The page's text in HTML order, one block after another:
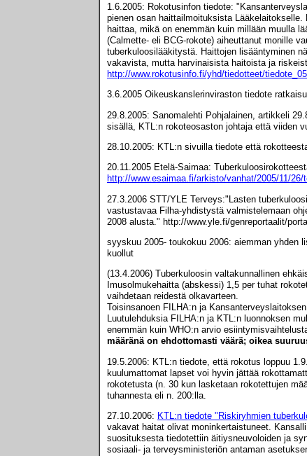
1.6.2005: Rokotusinfon tiedote:
pienen osan haittailmoituksista
haittaa, mikä on enemmän kuin millään muulla
(Calmette- eli BCG-rokote) aiheuttanut monille
tuberkuloosilääkitystä. Haittojen lisääntyminen
vakavista, mutta harvinaisista haitoista ja
http://www.rokotusinfo.fi/yhd/tiedotteet/
3.6.2005 Oikeuskanslerinviraston tiedote
29.8.2005: Sanomalehti Pohjalainen, artikkeli
sisällä, KTL:n rokoteosaston johtaja että viiden
28.10.2005: KTL:n sivuilla tiedote että
20.11.2005 Etelä-Saimaa:
http://www.esaimaa.fi/arkisto/vanhat/2005/11/
27.3.2006 STT/YLE Terveys:"Lasten
vastustavaa Filha-yhdistystä valmistelemaan
2008 alusta." http://www.yle.fi/genreportaalit/
syyskuu 2005- toukokuu 2006: aiemman yhden
kuollut
(13.4.2006) Tuberkuloosin valtakunnallinen
Imusolmukehaitta (abskessi) 1,5 per tuhat
vaihdetaan reidestä olkavarteen.
Toisinsanoen FILHA:n ja
Luutulehduksia FILHA:n ja KTL:n luonnoksen
enemmän kuin WHO:n arvio
määränä on ehdottomasti väärä; oikea
19.5.2006: KTL:n tiedote, että rokotus loppuu
kuulumattomat lapset voi hyvin jättää
rokotetusta (n. 30 kun lasketaan rokotettujen
tuhannesta eli n. 200:lla.
27.10.2006: KTL:n tiedote "Riskiryhmien
vakavat haitat olivat moninkertaistuneet.
suosituksesta tiedotettiin äitiysneuvoloiden ja
sosiaali- ja terveysministeriön antaman